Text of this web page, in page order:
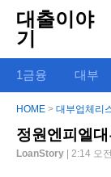
대출이야
기
1금융 대부
HOME > 대부업체리
정원엔피엘
LoanStory | 2:14 오